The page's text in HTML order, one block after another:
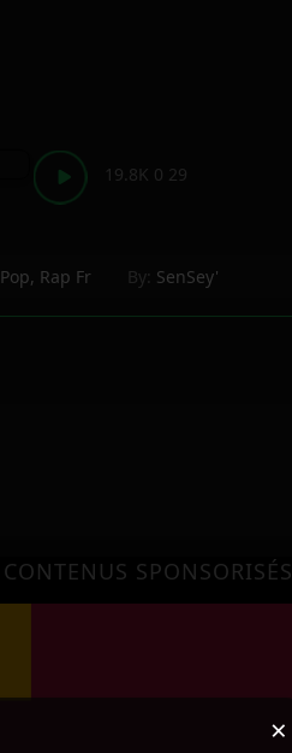
19.8K 0 29
Pop, Rap Fr By: SenSey'
CONTENUS SPONSORISÉS
×